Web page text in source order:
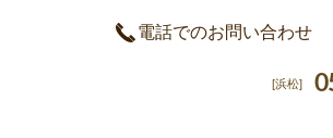
電話でのお問い合わせ
[浜松]